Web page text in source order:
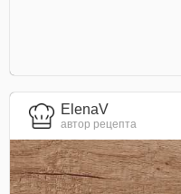
ElenaV
автор рецепта